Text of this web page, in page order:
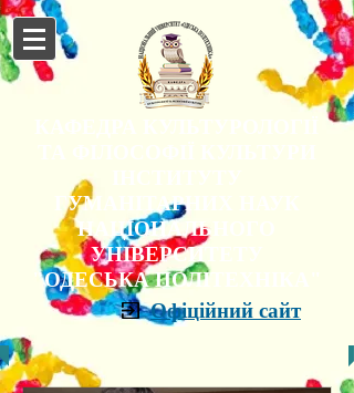
ГУМАНІТАРНИХ НАУК
НАЦІОНАЛЬНОГО
УНІВЕРСИТЕТУ
"ОДЕСЬКА ПОЛІТЕХНІКА"
Офіційний сайт